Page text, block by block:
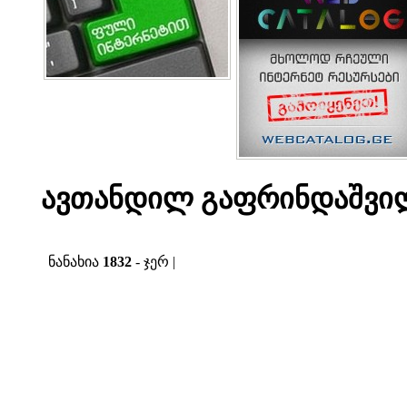
ავთანდილ
ნანახია 1832 - ჯერ |